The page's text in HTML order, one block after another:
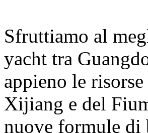
Sfruttiamo al
yacht tra
appieno le
Xijiang e del
nuove formule di